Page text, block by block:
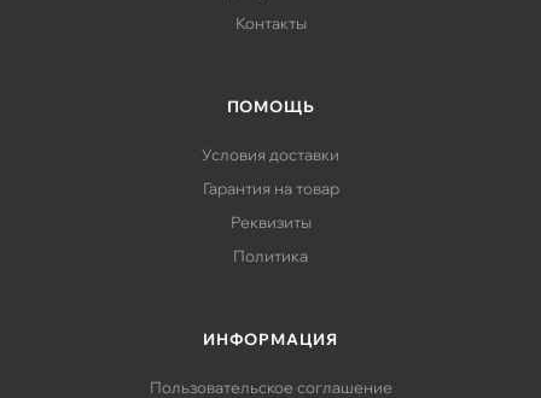
Контакты
ПОМОЩЬ
Условия доставки
Гарантия на товар
Реквизиты
Политика
ИНФОРМАЦИЯ
Пользовательское соглашение